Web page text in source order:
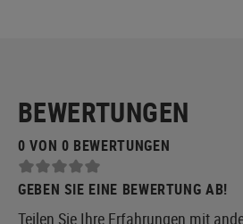
BEWERTUNGEN
0 VON 0 BEWERTUNGEN
GEBEN SIE EINE BEWERTUNG AB!
Teilen Sie Ihre Erfahrungen mit